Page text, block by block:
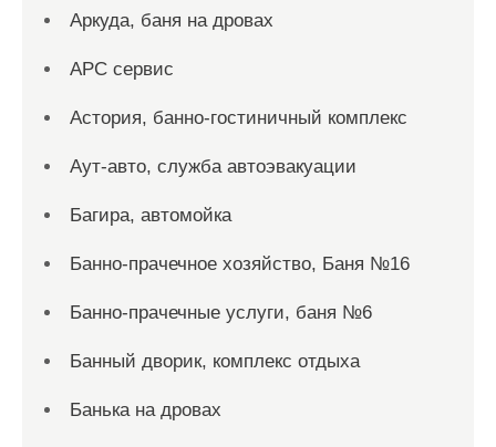
Аркуда, баня на дровах
АРС сервис
Астория, банно-гостиничный комплекс
Аут-авто, служба автоэвакуации
Багира, автомойка
Банно-прачечное хозяйство, Баня №16
Банно-прачечные услуги, баня №6
Банный дворик, комплекс отдыха
Банька на дровах